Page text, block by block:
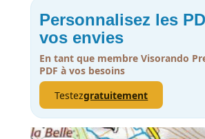
Personnalisez les
vos envies
En tant que membre Visorando
PDF à vos besoins
Testezgratuitement